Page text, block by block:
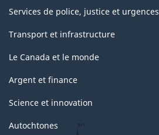
Services de police, justice et urgences
Transport et infrastructure
Le Canada et le monde
Argent et finance
Science et innovation
Autochtones